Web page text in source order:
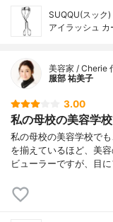
SUQQU(スック)
アイラッシュ カ
美容家 / Cherie
服部 祐美子
3.00
私の母校の美容学
私の母校の美容学校で
を揃えているほど、美
ビューラーですが、目